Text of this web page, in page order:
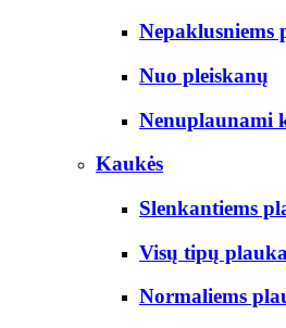
Nepaklusniems
Nuo pleiskanų
Nenuplaunami
Kaukės
Slenkantiems
Visų tipų
Normaliems